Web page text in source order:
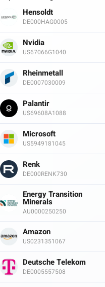
Hensoldt
DE000HAG0005
Nvidia
US67066G1040
Rheinmetall
DE0007030009
Palantir
US69608A1088
Microsoft
US5949181045
Renk
DE000RENK730
Energy Transition
Minerals
AU0000250250
Amazon
US0231351067
Deutsche Telekom
DE0005557508